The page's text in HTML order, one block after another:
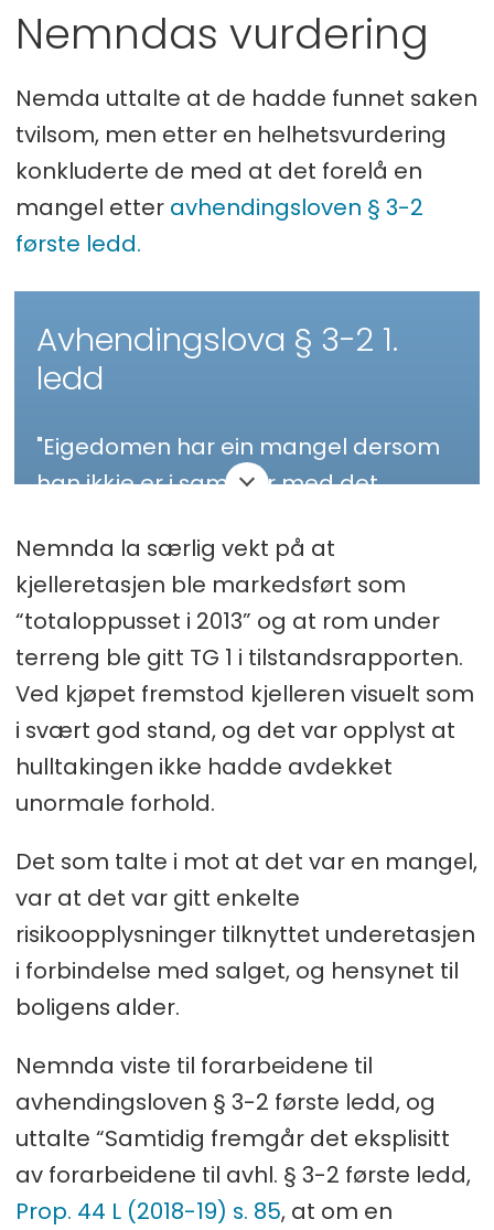
Nemndas vurdering
Nemda uttalte at de hadde funnet saken
tvilsom, men etter en helhetsvurdering
konkluderte de med at det forelå en
mangel etter avhendingsloven § 3-2
første ledd.
Avhendingslova § 3-2 1.
ledd
"Eigedomen har ein mangel dersom
han ikkje er i samsvar med det
mellom anna eigedomens type,
alder og synlege tilstand."
Nemnda la særlig vekt på at
kjelleretasjen ble markedsført som
“totaloppusset i 2013” og at rom under
terreng ble gitt TG 1 i tilstandsrapporten.
Ved kjøpet fremstod kjelleren visuelt som
i svært god stand, og det var opplyst at
hulltakingen ikke hadde avdekket
unormale forhold.
Det som talte i mot at det var en mangel,
var at det var gitt enkelte
risikoopplysninger tilknyttet underetasjen
i forbindelse med salget, og hensynet til
boligens alder.
Nemnda viste til forarbeidene til
avhendingsloven § 3-2 første ledd, og
uttalte “Samtidig fremgår det eksplisitt
av forarbeidene til avhl. § 3-2 første ledd,
Prop. 44 L (2018-19) s. 85, at om en